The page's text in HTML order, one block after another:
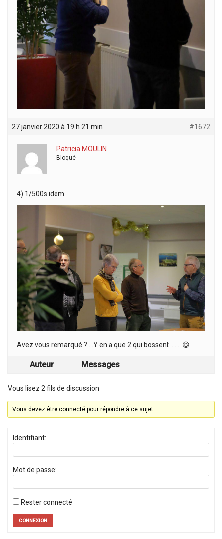
27 janvier 2020 à 19 h 21 min #1672
Patricia MOULIN
Bloqué
4) 1/500s idem
Avez vous remarqué ?….Y en a que 2 qui bossent ……. 😆
Auteur Messages
Vous lisez 2 fils de discussion
Vous devez être connecté pour répondre à ce sujet.
Identifiant:
Mot de passe:
Rester connecté
CONNEXION